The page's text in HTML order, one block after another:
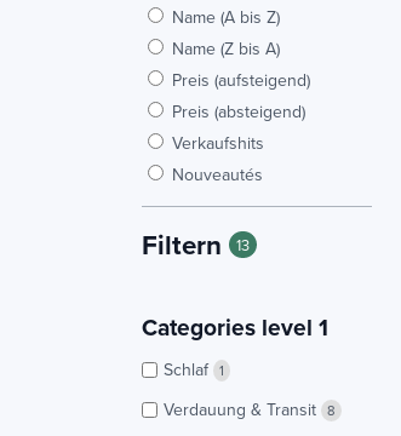
Name (A bis Z)
Name (Z bis A)
Preis (aufsteigend)
Preis (absteigend)
Verkaufshits
Nouveautés
Filtern 13
Categories level 1
Schlaf 1
Verdauung & Transit 8